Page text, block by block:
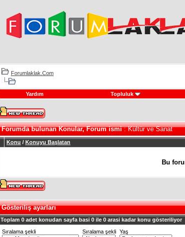
Forumlaklak.Com
Yardım Topluluk
Forumda bulunan Konular, Forum ismi: Kültür ve Sanat
Konu / Konuyu Başlatan
Bu
Gösteriliş ayarları
Toplam 0 adet konudan sayfa basi 0 ile 0 arasi kadar konu gösteriliyor
Sıralama şekli
Sıralama şekli Yaş